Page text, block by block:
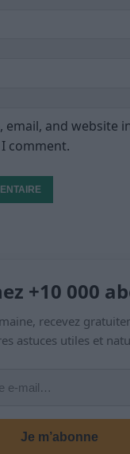
email, and website
comment.
+10 000
recevez
astuces utiles et
Je m’abonne